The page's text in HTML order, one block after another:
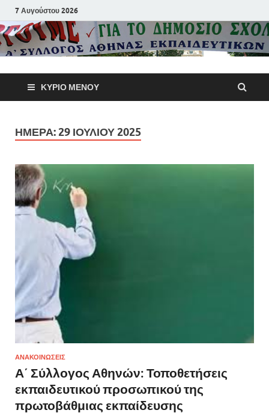
7 Αυγούστου 2026
Α΄
Αθηνών
Π.Ε.
ΚΎΡΙΟ ΜΕΝΟΎ
ΗΜΈΡΑ:29 ΙΟΥΛΊΟΥ 2025
ΑΝΑΚΟΙΝΩΣΕΙΣ
Α΄ Σύλλογος Αθηνών: Τοποθετήσεις
εκπαιδευτικού προσωπικού της
πρωτοβάθμιας εκπαίδευσης